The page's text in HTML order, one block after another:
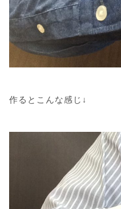
作るとこんな感じ↓